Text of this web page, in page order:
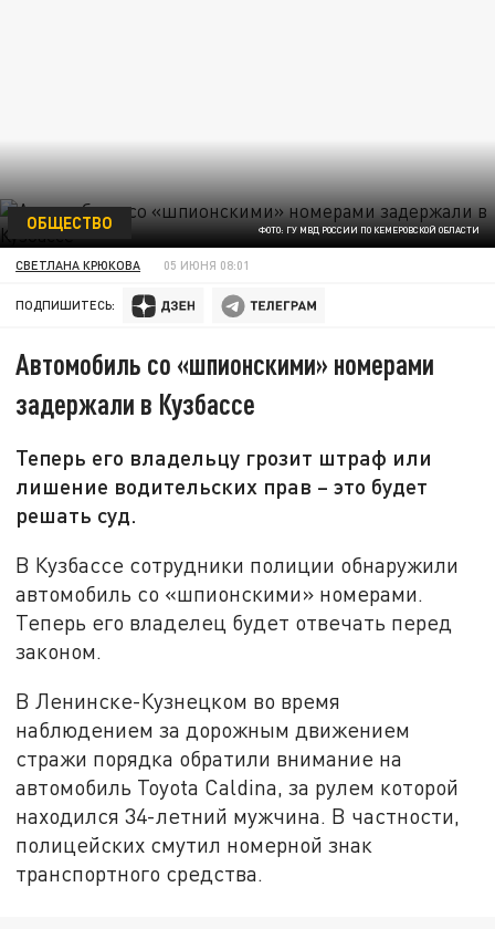
ФОТО: ГУ МВД РОССИИ ПО КЕМЕРОВСКОЙ ОБЛАСТИ
ОБЩЕСТВО
СВЕТЛАНА КРЮКОВА 05 ИЮНЯ 08:01
ПОДПИШИТЕСЬ:
Автомобиль со «шпионскими» номерами
задержали в Кузбассе
Теперь его владельцу грозит штраф или
лишение водительских прав – это будет
решать суд.
В Кузбассе сотрудники полиции обнаружили
автомобиль со «шпионскими» номерами.
Теперь его владелец будет отвечать перед
законом.
В Ленинске-Кузнецком во время
наблюдением за дорожным движением
стражи порядка обратили внимание на
автомобиль Toyota Caldina, за рулем которой
находился 34-летний мужчина. В частности,
полицейских смутил номерной знак
транспортного средства.